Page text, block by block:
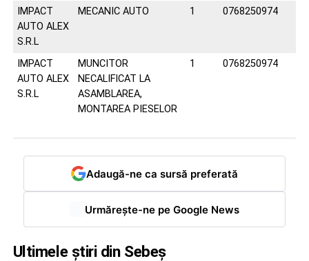
IMPACT
AUTO ALEX
S.R.L
MECANIC AUTO 1 0768250974
IMPACT
AUTO ALEX
S.R.L
MUNCITOR
NECALIFICAT LA
ASAMBLAREA,
MONTAREA PIESELOR
1 0768250974
Adaugă-ne ca sursă preferată
Urmărește-ne pe Google News
Ultimele știri din Sebeș